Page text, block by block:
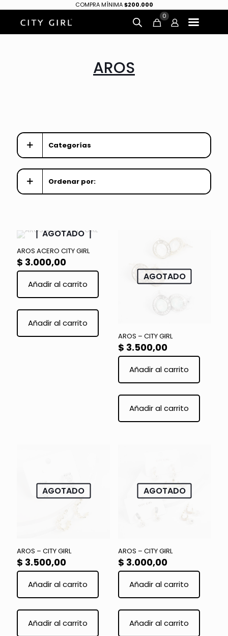
COMPRA MÍNIMA$200.000
0
AROS
Categorías
Ordenar por:
AGOTADO
AROS ACERO CITY GIRL
$ 3.000,00
Añadir al carrito
Añadir al carrito
AGOTADO
AROS – CITY GIRL
$ 3.500,00
Añadir al carrito
Añadir al carrito
AGOTADO
AROS – CITY GIRL
$ 3.500,00
Añadir al carrito
Añadir al carrito
AGOTADO
AROS – CITY GIRL
$ 3.000,00
Añadir al carrito
Añadir al carrito